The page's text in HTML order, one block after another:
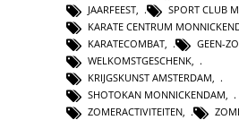
JAARFEEST
SPORT CLUB
KARATE CENTRUM
KARATECOMBAT, GEEN-
WELKOMSTGESCHENK,
KRIJGSKUNST AMSTERDAM,
SHOTOKAN MONNICKENDAM,
ZOMERACTIVITEITEN,